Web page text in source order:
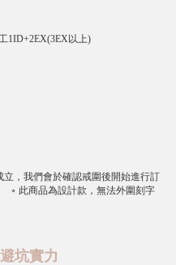
1ID+2EX(3EX以上)
立，我們會於確認戒圍後開始進行訂
﹡此商品為設計款，無法外圍刻字
坑實力